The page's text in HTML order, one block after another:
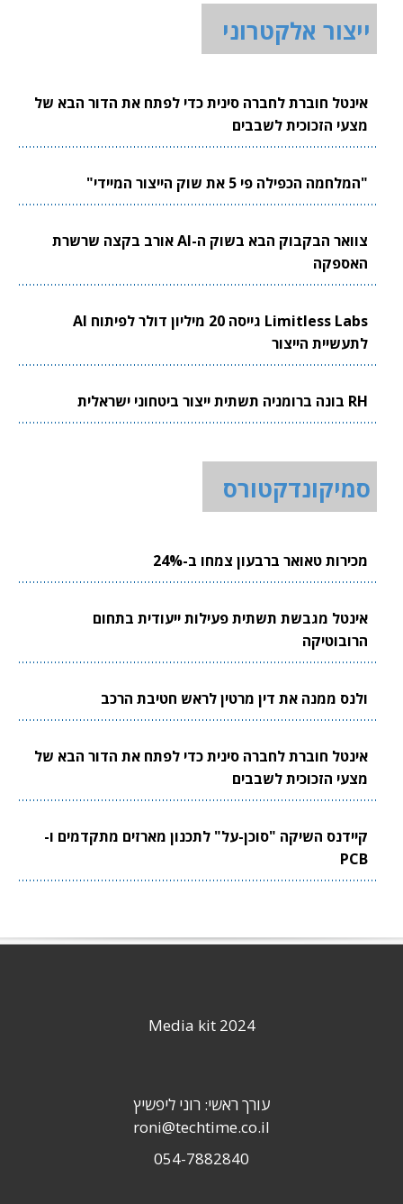
ייצור אלקטרוני
אינטל חוברת לחברה סינית כדי לפתח את הדור הבא של
מצעי הזכוכית לשבבים
"המלחמה הכפילה פי 5 את שוק הייצור המיידי"
צוואר הבקבוק הבא בשוק ה-AI אורב בקצה שרשרת
האספקה
Limitless Labs גייסה 20 מיליון דולר לפיתוח AI
לתעשיית הייצור
RH בונה ברומניה תשתית ייצור ביטחוני ישראלית
סמיקונדקטורס
מכירות טאואר ברבעון צמחו ב-24%
אינטל מגבשת תשתית פעילות ייעודית בתחום
הרובוטיקה
ולנס ממנה את דין מרטין לראש חטיבת הרכב
אינטל חוברת לחברה סינית כדי לפתח את הדור הבא של
מצעי הזכוכית לשבבים
קיידנס השיקה "סוכן-על" לתכנון מארזים מתקדמים ו-
PCB
Media kit 2024
עורך ראשי: רוני ליפשיץ
roni@techtime.co.il
054-7882840